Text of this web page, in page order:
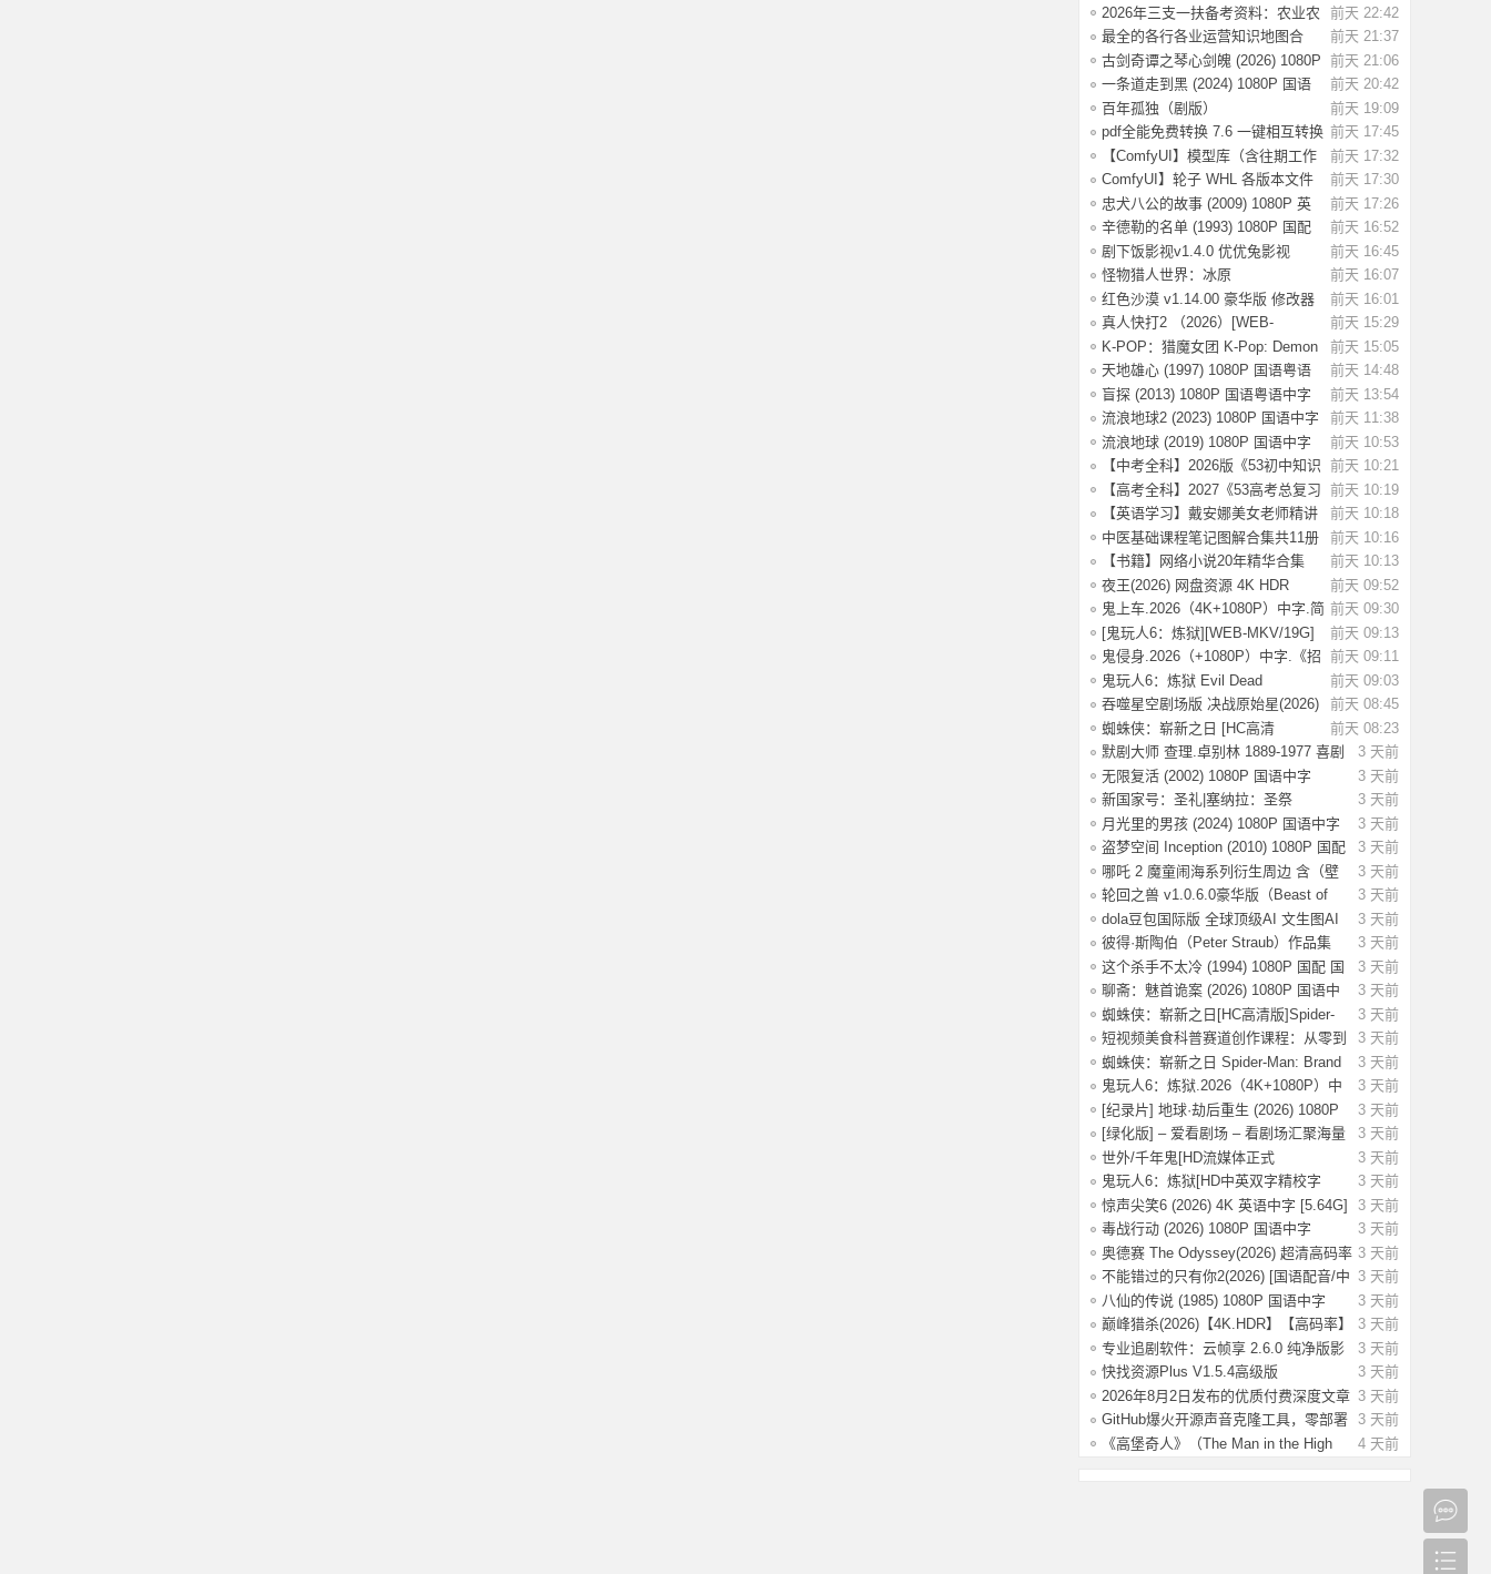
本齐全）【
前天 22:42
2026年三支一扶备考资料：农业农
村知识考前
前天 21:37
最全的各行各业运营知识地图合
集，运营人案
前天 21:06
古剑奇谭之琴心剑魄 (2026) 1080P
国语中字
前天 20:42
一条道走到黑 (2024) 1080P 国语
中字 [1.35
前天 19:09
百年孤独（剧版）
S02.2026（4K+1080P）中字
前天 17:45
pdf全能免费转换 7.6 一键相互转换
前天 17:32
【ComfyUI】模型库（含往期工作
流模型）
前天 17:30
ComfyUI】轮子 WHL 各版本文件
前天 17:26
忠犬八公的故事 (2009) 1080P 英
语中字 [2.
前天 16:52
辛德勒的名单 (1993) 1080P 国配
国语英语
前天 16:45
剧下饭影视v1.4.0 优优兔影视
v5.1.3
前天 16:07
怪物猎人世界：冰原
Build.15539686 全DLC
前天 16:01
红色沙漠 v1.14.00 豪华版 修改器
（Crimson
前天 15:29
真人快打2 （2026）[WEB-
MKV/124G][英语中
前天 15:05
K-POP：猎魔女团 K-Pop: Demon
Hunters(202
前天 14:48
天地雄心 (1997) 1080P 国语粤语
中字 [3.17
前天 13:54
盲探 (2013) 1080P 国语粤语中字
[3.64G]
前天 11:38
流浪地球2 (2023) 1080P 国语中字
[2.8G]
前天 10:53
流浪地球 (2019) 1080P 国语中字
[3.54G]
前天 10:21
【中考全科】2026版《53初中知识
清单》9科
前天 10:19
【高考全科】2027《53高考总复习
A版》9科全
前天 10:18
【英语学习】戴安娜美女老师精讲
《新概念英
前天 10:16
中医基础课程笔记图解合集共11册
前天 10:13
【书籍】网络小说20年精华合集
（都市、悬疑
前天 09:52
夜王(2026) 网盘资源 4K HDR
【6.2G] 国语/
前天 09:30
鬼上车.2026（4K+1080P）中字.简
单直白.生
前天 09:13
[鬼玩人6：炼狱][WEB-MKV/19G]
[英语/中文字
前天 09:11
鬼侵身.2026（+1080P）中字.《招
魂》特效团
前天 09:03
鬼玩人6：炼狱 Evil Dead
Burn(2026) [4K S
前天 08:45
吞噬星空剧场版 决战原始星(2026)
【4K.SDR
前天 08:23
蜘蛛侠：崭新之日 [HC高清
版]Spider-Man: B
3 天前
默剧大师 查理.卓别林 1889-1977 喜剧
电影
3 天前
无限复活 (2002) 1080P 国语中字
[3.29G]
3 天前
新国家号：圣礼|塞纳拉：圣祭
Build.244719
3 天前
月光里的男孩 (2024) 1080P 国语中字
[1.28
3 天前
盗梦空间 Inception (2010) 1080P 国配
国
3 天前
哪吒 2 魔童闹海系列衍生周边 含（壁
纸，海
3 天前
轮回之兽 v1.0.6.0豪华版（Beast of
Reinca
3 天前
dola豆包国际版 全球顶级AI 文生图AI
视频
3 天前
彼得·斯陶伯（Peter Straub）作品集
3 天前
这个杀手不太冷 (1994) 1080P 国配 国
语英
3 天前
聊斋：魅首诡案 (2026) 1080P 国语中
字 [1G
3 天前
蜘蛛侠：崭新之日[HC高清版]Spider-
Man.Bra
3 天前
短视频美食科普赛道创作课程：从零到
变现运
3 天前
蜘蛛侠：崭新之日 Spider-Man: Brand
New D
3 天前
鬼玩人6：炼狱.2026（4K+1080P）中
字.附系
3 天前
[纪录片] 地球·劫后重生 (2026) 1080P
英
3 天前
[绿化版] – 爱看剧场 – 看剧场汇聚海量
影
3 天前
世外/千年鬼[HD流媒体正式
版]Another.World
3 天前
鬼玩人6：炼狱[HD中英双字精校字
幕]Evil De
3 天前
惊声尖笑6 (2026) 4K 英语中字 [5.64G]
3 天前
毒战行动 (2026) 1080P 国语中字
[1.14G]
3 天前
奥德赛 The Odyssey(2026) 超清高码率
4K H
3 天前
不能错过的只有你2(2026) [国语配音/中
文字
3 天前
八仙的传说 (1985) 1080P 国语中字
[3.79G]
3 天前
巅峰猎杀(2026)【4K.HDR】【高码率】
【内封
3 天前
专业追剧软件：云帧享 2.6.0 纯净版影
视资
3 天前
快找资源Plus V1.5.4高级版
3 天前
2026年8月2日发布的优质付费深度文章
合集【
3 天前
GitHub爆火开源声音克隆工具，零部署
3秒音
4 天前
《高堡奇人》（The Man in the High